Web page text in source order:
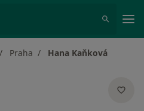
Praha Hana Kaňková